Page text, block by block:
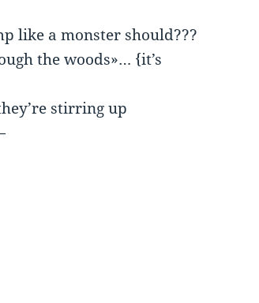
like a monster should???
the woods»… {it’s
stirring up